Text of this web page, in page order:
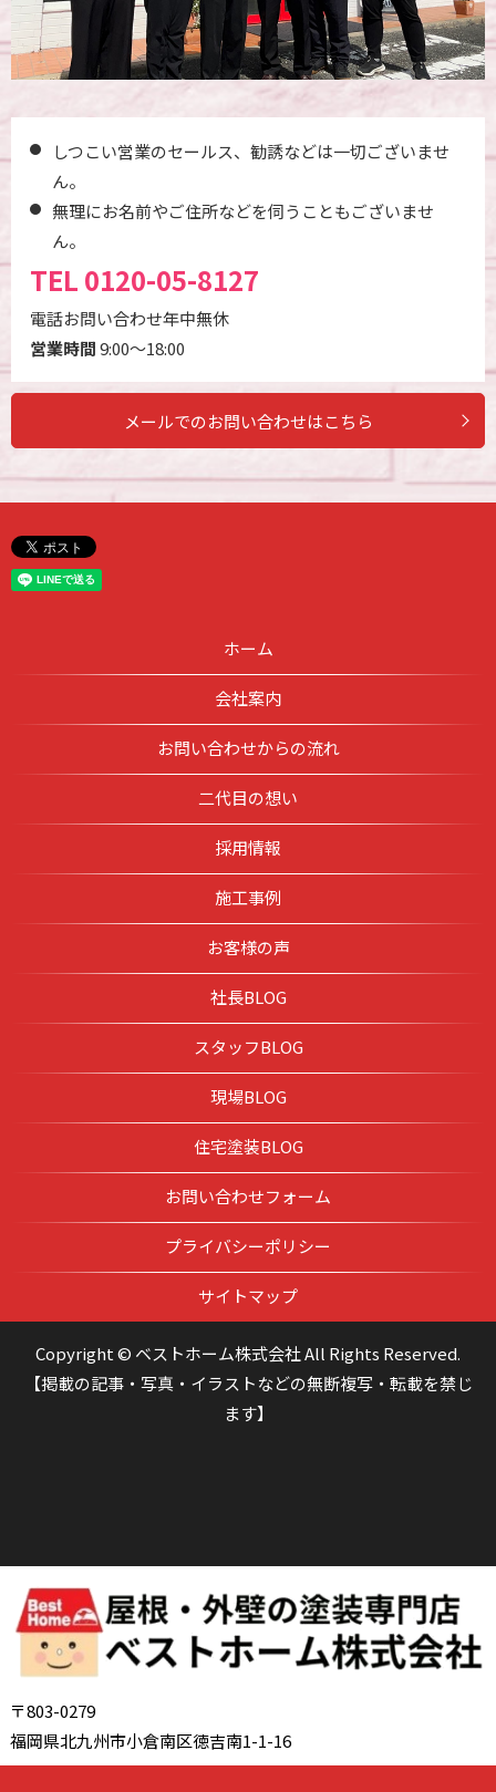
しつこい営業のセールス、勧誘などは一切ございませ
ん。
無理にお名前やご住所などを伺うこともございませ
ん。
TEL 0120-05-8127
電話お問い合わせ年中無休
営業時間9:00～18:00
メールでのお問い合わせはこちら
ホーム
会社案内
お問い合わせからの流れ
二代目の想い
採用情報
施工事例
お客様の声
社長BLOG
スタッフBLOG
現場BLOG
住宅塗装BLOG
お問い合わせフォーム
プライバシーポリシー
サイトマップ
Copyright © ベストホーム株式会社 All Rights Reserved.
【掲載の記事・写真・イラストなどの無断複写・転載を禁じ
ます】
〒803-0279
福岡県北九州市小倉南区徳吉南1-1-16